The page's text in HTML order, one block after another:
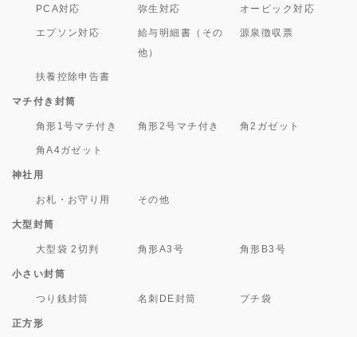
PCA対応 弥生対応 オービック対応
エプソン対応
給与明細書（その
他）
源泉徴収票
扶養控除申告書
マチ付き封筒
角形1号マチ付き 角形2号マチ付き 角2ガゼット
角A4ガゼット
神社用
お札・お守り用 その他
大型封筒
大型袋 2切判 角形A3号 角形B3号
小さい封筒
つり銭封筒 名刺DE封筒 プチ袋
正方形